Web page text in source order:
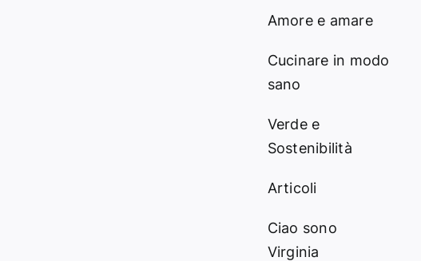
Amore e amare
Cucinare in modo
sano
Verde e
Sostenibilità
Articoli
Ciao sono
Virginia